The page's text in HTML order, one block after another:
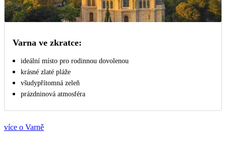
Varna ve zkratce:
ideální místo pro rodinnou dovolenou
krásné zlaté pláže
všudypřítomná zeleň
prázdninová atmosféra
více o Varně